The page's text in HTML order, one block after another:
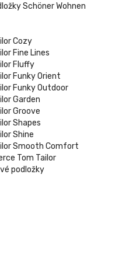
Schöner Wohnen
Cozy
Fine Lines
Fluffy
Funky Orient
Funky Outdoor
Garden
Groove
Shapes
Shine
Smooth Comfort
Tom Tailor
podložky